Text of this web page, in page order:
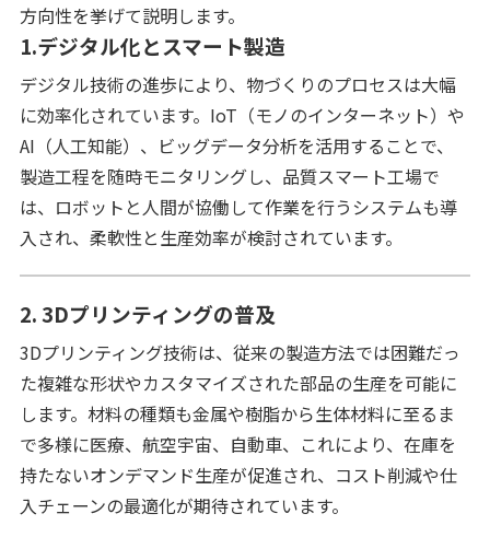
方向性を挙げて説明します。
1.デジタル化とスマート製造
デジタル技術の進歩により、物づくりのプロセスは大幅
に効率化されています。IoT（モノのインターネット）や
AI（人工知能）、ビッグデータ分析を活用することで、
製造工程を随時モニタリングし、品質スマート工場で
は、ロボットと人間が協働して作業を行うシステムも導
入され、柔軟性と生産効率が検討されています。
2. 3Dプリンティングの普及
3Dプリンティング技術は、従来の製造方法では困難だっ
た複雑な形状やカスタマイズされた部品の生産を可能に
します。材料の種類も金属や樹脂から生体材料に至るま
で多様に医療、航空宇宙、自動車、これにより、在庫を
持たないオンデマンド生産が促進され、コスト削減や仕
入チェーンの最適化が期待されています。